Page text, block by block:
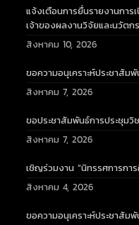
แจ้งเตือนการยื่นรายงานการ
เจ้าของผลงานวิจัยและนวัต
สิงหาคม 10, 2026
ขอความอนุเคราะห์ประชาสัม
สิงหาคม 7, 2026
ขอประชาสัมพันธ์การประชุม
สิงหาคม 7, 2026
เชิญร่วมงาน “นิทรรศการกา
สิงหาคม 4, 2026
ขอความอนุเคราะห์ประชาสัม